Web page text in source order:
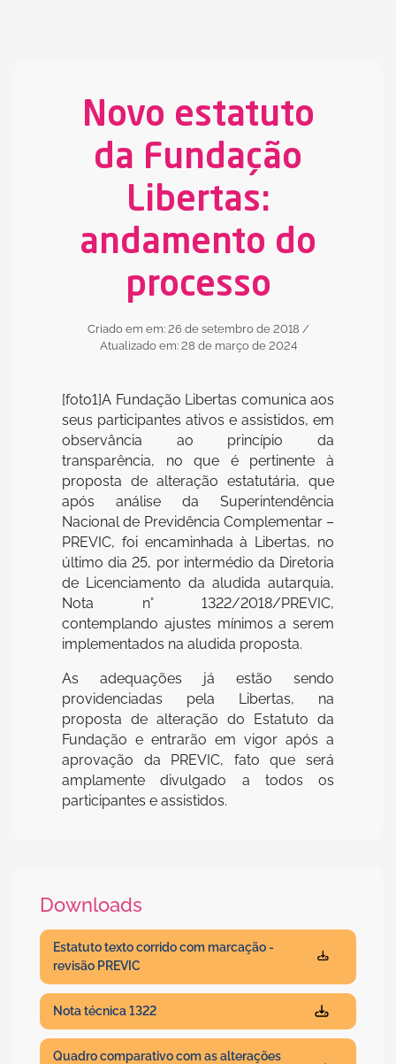
Novo estatuto
da Fundação
Libertas:
andamento do
processo
Criado em em: 26 de setembro de 2018 /
Atualizado em: 28 de março de 2024
[foto1]A Fundação Libertas comunica aos
seus participantes ativos e assistidos, em
observância ao princípio da
transparência, no que é pertinente à
proposta de alteração estatutária, que
após análise da Superintendência
Nacional de Previdência Complementar –
PREVIC, foi encaminhada à Libertas, no
último dia 25, por intermédio da Diretoria
de Licenciamento da aludida autarquia,
Nota n° 1322/2018/PREVIC,
contemplando ajustes mínimos a serem
implementados na aludida proposta.
As adequações já estão sendo
providenciadas pela Libertas, na
proposta de alteração do Estatuto da
Fundação e entrarão em vigor após a
aprovação da PREVIC, fato que será
amplamente divulgado a todos os
participantes e assistidos.
Downloads
Estatuto texto corrido com marcação -
revisão PREVIC
Nota técnica 1322
Quadro comparativo com as alterações